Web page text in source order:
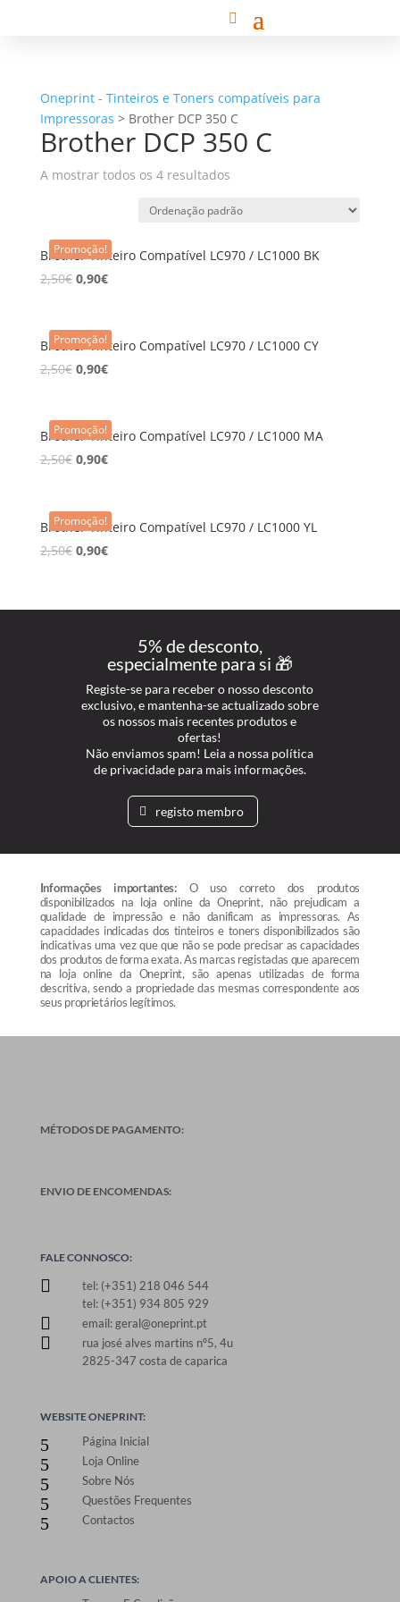
Oneprint - Tinteiros e Toners compatíveis para
Impressoras > Brother DCP 350 C
Brother DCP 350 C
A mostrar todos os 4 resultados
Promoção!
Brother Tinteiro Compatível LC970 / LC1000 BK
2,50€ 0,90€
Promoção!
Brother Tinteiro Compatível LC970 / LC1000 CY
2,50€ 0,90€
Promoção!
Brother Tinteiro Compatível LC970 / LC1000 MA
2,50€ 0,90€
Promoção!
Brother Tinteiro Compatível LC970 / LC1000 YL
2,50€ 0,90€
5% de desconto,
especialmente para si 🎁
Registe-se para receber o nosso desconto
exclusivo, e mantenha-se actualizado sobre
os nossos mais recentes produtos e
ofertas!
Não enviamos spam! Leia a nossa política
de privacidade para mais informações.
registo membro
Informações importantes: O uso correto dos produtos
disponibilizados na loja online da Oneprint, não prejudicam a
qualidade de impressão e não danificam as impressoras. As
capacidades indicadas dos tinteiros e toners disponibilizados são
indicativas uma vez que que não se pode precisar as capacidades
dos produtos de forma exata. As marcas registadas que aparecem
na loja online da Oneprint, são apenas utilizadas de forma
descritiva, sendo a propriedade das mesmas correspondente aos
seus proprietários legítimos.
MÉTODOS DE PAGAMENTO:
ENVIO DE ENCOMENDAS:
FALE CONNOSCO:

tel: (+351) 218 046 544
tel: (+351) 934 805 929
 email: geral@oneprint.pt

rua josé alves martins nº5, 4u
2825-347 costa de caparica
WEBSITE ONEPRINT:
5 Página Inicial
5 Loja Online
5 Sobre Nós
5 Questões Frequentes
5 Contactos
APOIO A CLIENTES: